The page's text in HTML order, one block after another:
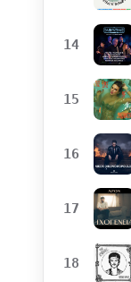
14
15
16
17
18